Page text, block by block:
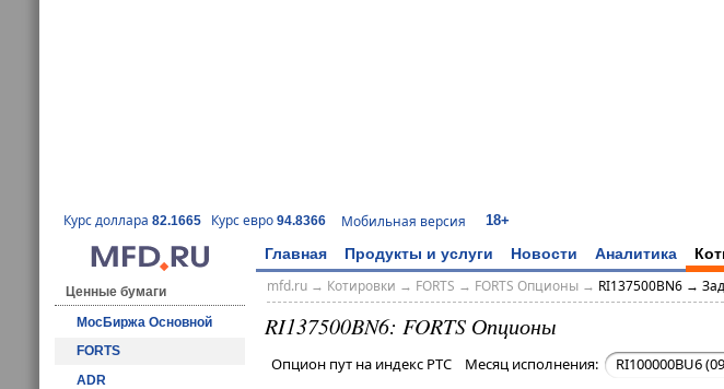
Курс доллара 82.1665 Курс евро 94.8366 Мобильная версия 18+
Главная Продукты и услуги Новости Аналитика
Ценные бумаги
МосБиржа Основной
FORTS
ADR
mfd.ru→ Котировки → FORTS → FORTS Опционы→ RI137500BN6 →
RI137500BN6: FORTS Опционы
Опцион пут на индекс РТС Месяц исполнения: RI100000BU6